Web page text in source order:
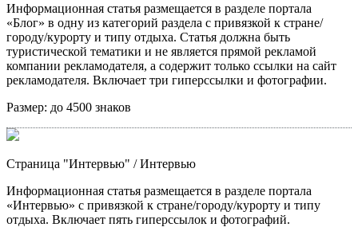
Информационная статья размещается в разделе портала
«Блог» в одну из категорий раздела с привязкой к стране/
городу/курорту и типу отдыха. Статья должна быть
туристической тематики и не является прямой рекламой
компании рекламодателя, а содержит только ссылки на сайт
рекламодателя. Включает три гиперссылки и фотографии.
Размер: до 4500 знаков
Страница "Интервью" / Интервью
Информационная статья размещается в разделе портала
«Интервью» с привязкой к стране/городу/курорту и типу
отдыха. Включает пять гиперссылок и фотографий.